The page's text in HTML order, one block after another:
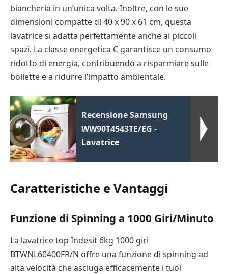
biancheria in un’unica volta. Inoltre, con le sue
dimensioni compatte di 40 x 90 x 61 cm, questa
lavatrice si adatta perfettamente anche ai piccoli
spazi. La classe energetica C garantisce un consumo
ridotto di energia, contribuendo a risparmiare sulle
bollette e a ridurre l’impatto ambientale.
Recensione Samsung
WW90T4543TE/EG -
Lavatrice
Caratteristiche e Vantaggi
Funzione di Spinning a 1000 Giri/Minuto
La lavatrice top Indesit 6kg 1000 giri
BTWNL60400FR/N offre una funzione di spinning ad
alta velocità che asciuga efficacemente i tuoi